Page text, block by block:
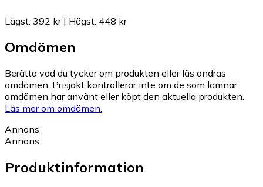
Lägst: 392 kr| Högst: 448 kr
Omdömen
Berätta vad du tycker om produkten eller läs andras
omdömen. Prisjakt kontrollerar inte om de som lämnar
omdömen har använt eller köpt den aktuella produkten.
Läs mer om omdömen.
Annons
Annons
Produktinformation